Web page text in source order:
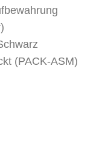
(PACK-ASM)